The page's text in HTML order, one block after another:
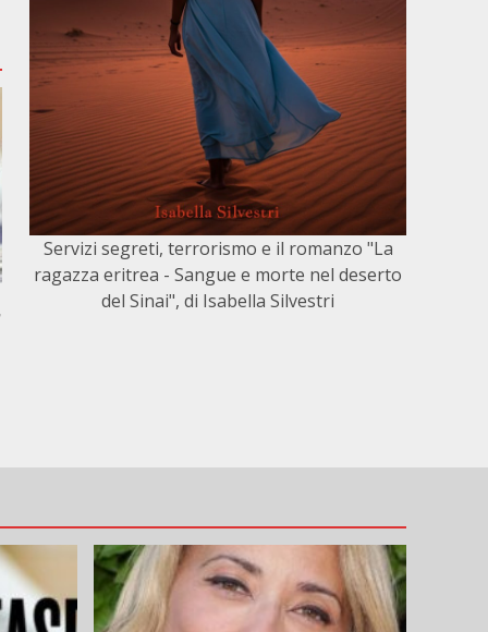
Servizi segreti, terrorismo e il romanzo "La
ragazza eritrea - Sangue e morte nel deserto
del Sinai", di Isabella Silvestri